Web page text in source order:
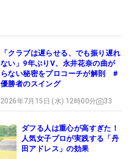
「クラブは遅らせる、でも振り遅れ
ない」9年ぶりV、永井花奈の曲が
らない秘密をプロコーチが解剖 #
優勝者のスイング
2026年7月15日 (水) 12時00分 33
ダフる人は重心が高すぎた！
人気女子プロが実践する「丹
田アドレス」の効果